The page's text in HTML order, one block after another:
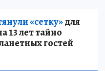
«сетку»для
13 лет тайно
гостей